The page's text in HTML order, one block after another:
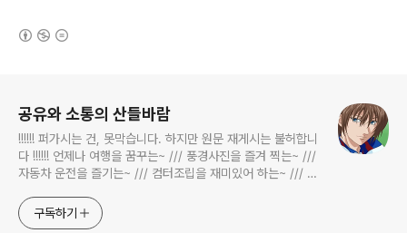
공유와 소통의 산들바람
!!!!!! 퍼가시는 건, 못막습니다. 하지만 원문 재게시는 불허합니
다 !!!!!! 언제나 여행을 꿈꾸는~ /// 풍경사진을 즐겨 찍는~ ///
자동차 운전을 즐기는~ /// 컴터조립을 재미있어 하는~ /// 고
식하는 미드가 있는~ /// 사회적 이슈에 발언하는~ 不老巨
구독하기